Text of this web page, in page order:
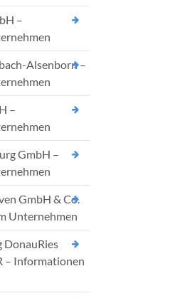
–
Alsenborn –
–
GmbH –
GmbH & Co.
Unternehmen
– Informationen